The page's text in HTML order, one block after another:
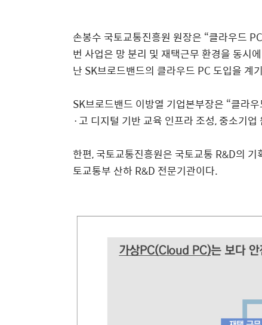
손봉수 국토교통진흥원 원장은 “클라우드 PC
번 사업은 망 분리 및 재택근무 환경을 동시
난 SK브로드밴드의 클라우드 PC도입을 계
SK브로드밴드 이방열 기업본부장은 “클라
·고 디지털 기반 교육 인프라 조성,중소기업
한편,국토교통진흥원은 국토교통 R&D의 기
토교통부 산하R&D 전문기관이다.